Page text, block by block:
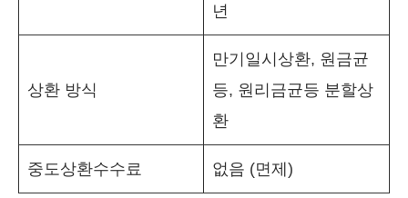
년
상환 방식
만기일시상환, 원금균
등, 원리금균등 분할상
환
중도상환수수료 없음 (면제)